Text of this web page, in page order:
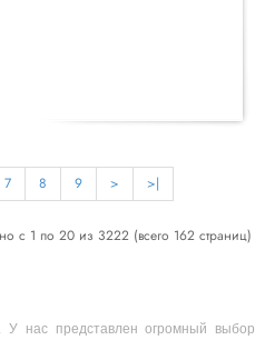
7 8 9 > >|
с 1 по 20 из 3222 (всего 162 страниц)
У нас представлен огромный выбор